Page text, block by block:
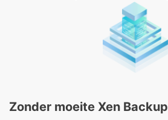
Zonder moeite Xen Backup